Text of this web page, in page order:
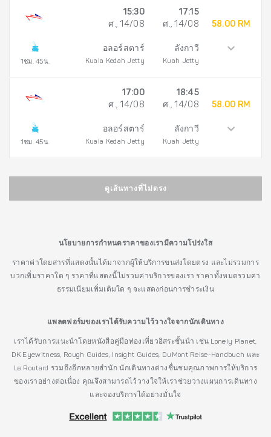
1ชม. 45น.
15:30
ศ., 14/08
อลอร์สตาร์
Kuala Kedah Jetty
17:15
ศ., 14/08
ลังกาวี
Kuah Jetty
58.00 RM
1ชม. 45น.
17:00
ศ., 14/08
อลอร์สตาร์
Kuala Kedah Jetty
18:45
ศ., 14/08
ลังกาวี
Kuah Jetty
58.00 RM
ดูเส้นทางที่ไม่ตรง
นโยบายการกำหนดราคาของเรามีความโปร่งใส
ราคาค่าโดยสารที่แสดงนั้นได้มาจากผู้ให้บริการขนส่งโดยตรง และไม่รวมการ
บวกเพิ่มราคาใด ๆ ราคาที่แสดงนี้ไม่รวมค่าบริการของเรา ราคาทั้งหมดรวมค่า
ธรรมเนียมเพิ่มเติมใด ๆ จะแสดงก่อนการชำระเงิน
แพลตฟอร์มของเราได้รับความไว้วางใจจากนักเดินทาง
เราได้รับการแนะนำโดยหนังสือคู่มือท่องเที่ยวอิสระชั้นนำ เช่น Lonely Planet,
DK Eyewitness, Rough Guides, Insight Guides, DuMont Reise-Handbuch และ
Le Routard รวมถึงอีกหลายสำนัก นักเดินทางต่างชื่นชมคุณภาพการให้บริการ
ของเราอย่างต่อเนื่อง คุณจึงสามารถไว้วางใจให้เราช่วยวางแผนการเดินทาง
และจองบริการได้อย่างมั่นใจ